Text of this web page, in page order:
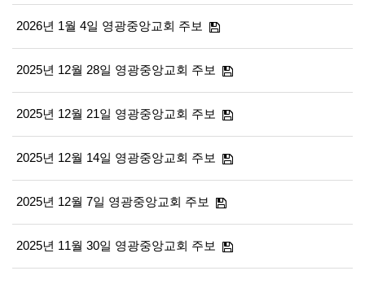
2026년 1월 4일 영광중앙교회 주보
2025년 12월 28일 영광중앙교회 주보
2025년 12월 21일 영광중앙교회 주보
2025년 12월 14일 영광중앙교회 주보
2025년 12월 7일 영광중앙교회 주보
2025년 11월 30일 영광중앙교회 주보